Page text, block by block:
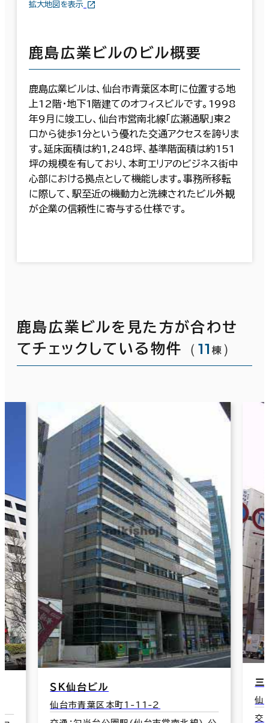
拡大地図を表示
鹿島広業ビルのビル概要
鹿島広業ビルは、仙台市青葉区本町に位置する地
上12階・地下1階建てのオフィスビルです。1998
年9月に竣工し、仙台市営南北線「広瀬通駅」東2
口から徒歩1分という優れた交通アクセスを誇りま
す。延床面積は約1,248坪、基準階面積は約151
坪の規模を有しており、本町エリアのビジネス街中
心部における拠点として機能します。事務所移転
に際して、駅至近の機動力と洗練されたビル外観
が企業の信頼性に寄与する仕様です。
鹿島広業ビルを見た方が合わせ
てチェックしている物件
（ 11 棟 ）
三共仙台ビル
仙台市青葉区本町1-12-7
交通：広瀬通駅(仙台市営南北線) 東2口